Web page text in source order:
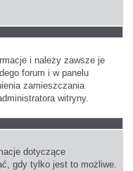
i należy zawsze je
forum i w panelu
zamieszczania
witryny.
dotyczące
gdy tylko jest to możliwe.